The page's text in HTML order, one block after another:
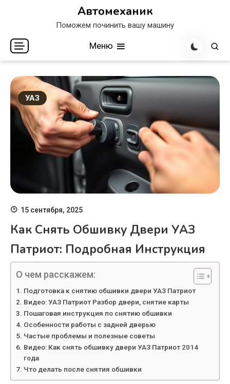
Автомеханик
Поможем починить вашу машину
Меню
УАЗ
15 сентября, 2025
Как Снять Обшивку Двери УАЗ
Патриот: Подробная Инструкция
О чем расскажем:
Подготовка к снятию обшивки двери УАЗ Патриот
Видео: УАЗ Патриот Разбор двери, снятие карты
Пошаговая инструкция по снятию обшивки
Особенности работы с задней дверью
Частые проблемы и полезные советы
Видео: Как снять обшивку двери УАЗ Патриот 2014
года
Что делать после снятия обшивки